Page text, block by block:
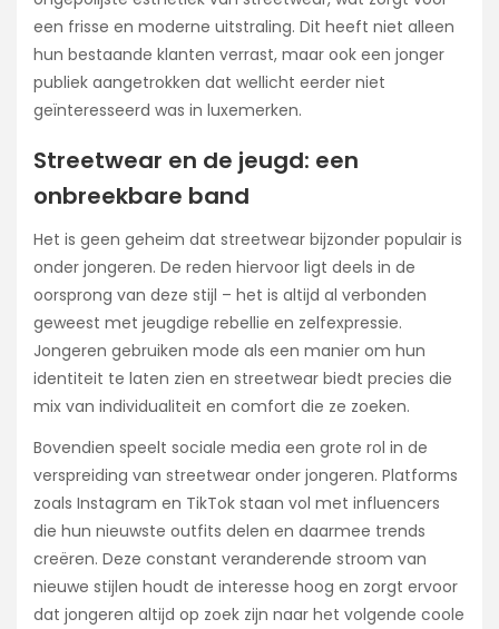
een frisse en moderne uitstraling. Dit heeft niet alleen
hun bestaande klanten verrast, maar ook een jonger
publiek aangetrokken dat wellicht eerder niet
geïnteresseerd was in luxemerken.
Streetwear en de jeugd: een
onbreekbare band
Het is geen geheim dat streetwear bijzonder populair is
onder jongeren. De reden hiervoor ligt deels in de
oorsprong van deze stijl – het is altijd al verbonden
geweest met jeugdige rebellie en zelfexpressie.
Jongeren gebruiken mode als een manier om hun
identiteit te laten zien en streetwear biedt precies die
mix van individualiteit en comfort die ze zoeken.
Bovendien speelt sociale media een grote rol in de
verspreiding van streetwear onder jongeren. Platforms
zoals Instagram en TikTok staan vol met influencers
die hun nieuwste outfits delen en daarmee trends
creëren. Deze constant veranderende stroom van
nieuwe stijlen houdt de interesse hoog en zorgt ervoor
dat jongeren altijd op zoek zijn naar het volgende coole